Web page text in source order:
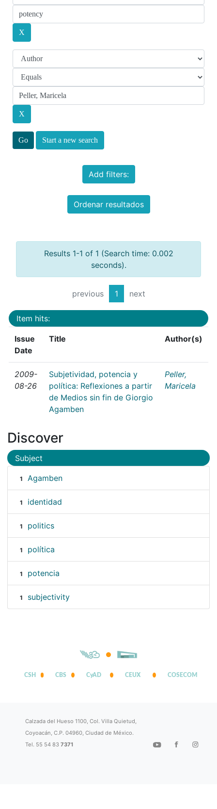
Start a new search
Add filters:
Ordenar resultados
Results 1-1 of 1 (Search time: 0.002
seconds).
previous 1 next
Item hits:
Issue
Date
Title Author(s)
2009-
08-26
Subjetividad, potencia y
política: Reflexiones a partir
de Medios sin fin de Giorgio
Agamben
Peller,
Maricela
Discover
Subject
1 Agamben
1 identidad
1 politics
1 política
1 potencia
1 subjectivity
CSH CBS CyAD CEUX COSECOM
Calzada del Hueso 1100, Col. Villa Quietud,
Coyoacán, C.P. 04960, Ciudad de México.
Tel. 55 54 837371